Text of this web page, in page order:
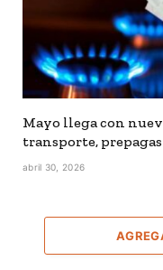
Mayo llega con
transporte,
abril 30, 2026